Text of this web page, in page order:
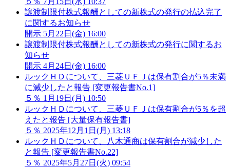
譲渡制限付株式報酬としての新株式の発行の払込完了
に関するお知らせ
開示 5月22日(金) 16:00
譲渡制限付株式報酬としての新株式の発行に関するお
知らせ
開示 4月24日(金) 16:00
ルックＨＤについて、三菱ＵＦＪは保有割合が5％未満
に減少したと報告 [変更報告書No.1]
５％ 1月19日(月) 10:50
ルックＨＤについて、三菱ＵＦＪは保有割合が5％を超
えたと報告 [大量保有報告書]
５％ 2025年12月1日(月) 13:18
ルックＨＤについて、八木通商は保有割合が減少した
と報告 [変更報告書No.22]
５％ 2025年5月27日(火) 09:54